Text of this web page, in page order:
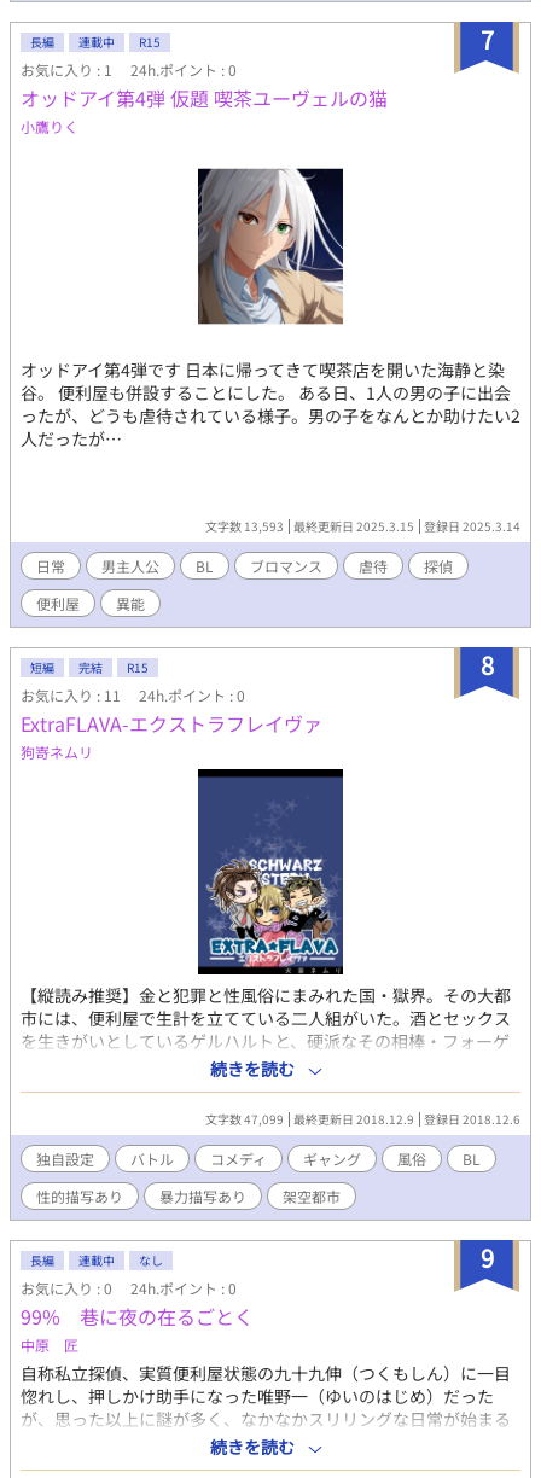
が待ってるんだぜ？ この仕事を終えれば、二ヶ月分の給料が入
るんだ」 そう言って彼は笑う。 爪に火を点すようにこぢんま
りと続けてきた便利屋業だが、この仕事で彼らの生活は一変す
る。 大金と引き換えに連邦警察に追われる身となり、ラドラム
が愛していたはずの女性は男性となって彼らの前に現れる。物心
ついてから父親に頭を撫でられることさえ拒絶していたラドラム
邦警察からは、逃げ切れるのか？ 誤解の愛情、身から出た錆、
地球外生命体に違法クローン、果たして事態は収束をみせるの
か！？ ＳＦの皮を被ったジェットコースターBLラブストーリ
7
長編 連載中 R15
お気に入り : 1 24h.ポイント : 0
オッドアイ第4弾 仮題 喫茶ユーヴェルの猫
小鷹りく
オッドアイ第4弾です 日本に帰ってきて喫茶店を開いた海静と染
谷。 便利屋も併設することにした。 ある日、1人の男の子に出会
ったが、どうも虐待されている様子。男の子をなんとか助けたい2
人だったが…
文字数 13,593 最終更新日 2025.3.15 登録日 2025.3.14
日常 男主人公 BL ブロマンス 虐待
探偵
便利屋
異能
8
短編 完結 R15
お気に入り : 11 24h.ポイント : 0
ExtraFLAVA-エクストラフレイヴァ
狗嵜ネムリ
【縦読み推奨】金と犯罪と性風俗にまみれた国・獄界。その大都
市には、便利屋で生計を立てている二人組がいた。酒とセックス
を生きがいとしているゲルハルトと、硬派なその相棒・フォーゲ
ル。金次第で何でも請け負う二人は果たして獄界の星になれるの
か？
続きを読む
文字数 47,099 最終更新日 2018.12.9 登録日 2018.12.6
独自設定 バトル コメディ ギャング 風俗
BL
性的描写あり
暴力描写あり 架空都市
9
長編 連載中 なし
お気に入り : 0 24h.ポイント : 0
99% 巷に夜の在るごとく
中原 匠
自称私立探偵、実質便利屋状態の九十九伸（つくもしん）に一目
惚れし、押しかけ助手になった唯野一（ゆいのはじめ）だった
が、思った以上に謎が多く、なかなかスリリングな日常が始まる
のであった （BLというにはキャラの年齢が高すぎるような気もし
ないでもないシリーズ）
続きを読む